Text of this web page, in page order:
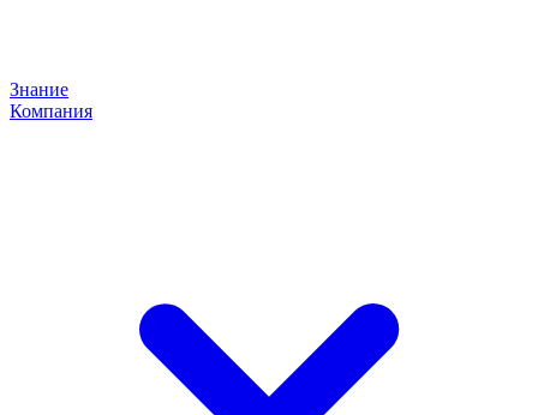
Знание
Компания